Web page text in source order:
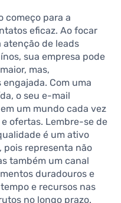
começo para a
eficaz. Ao focar
de leads
sua empresa pode
mas,
Com uma
o seu e-mail
um mundo cada vez
ofertas. Lembre-se de
é um ativo
pois representa não
também um canal
duradouros e
e recursos nas
no longo prazo.